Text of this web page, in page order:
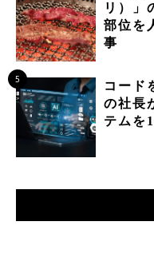
リ）」
部位を
事
5
コード
の社長
テムを